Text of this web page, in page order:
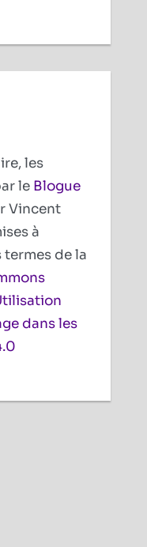
les
le Blogue
Vincent
à
de la
dans les